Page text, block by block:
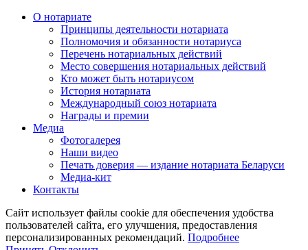
О нотариате
Принципы деятельности нотариата
Полномочия и обязанности нотариуса
Перечень нотариальных действий
Место совершения нотариальных действий
Кто может быть нотариусом
История нотариата
Международный союз нотариата
Награды и премии
Медиа
Фотогалерея
Наши видео
Печать доверия — издание нотариата Беларуси
Медиа-кит
Контакты
Сайт использует файлы cookie для обеспечения удобства
пользователей сайта, его улучшения, предоставления
персонализированных рекомендаций. Подробнее